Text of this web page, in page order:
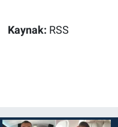
Kaynak: RSS